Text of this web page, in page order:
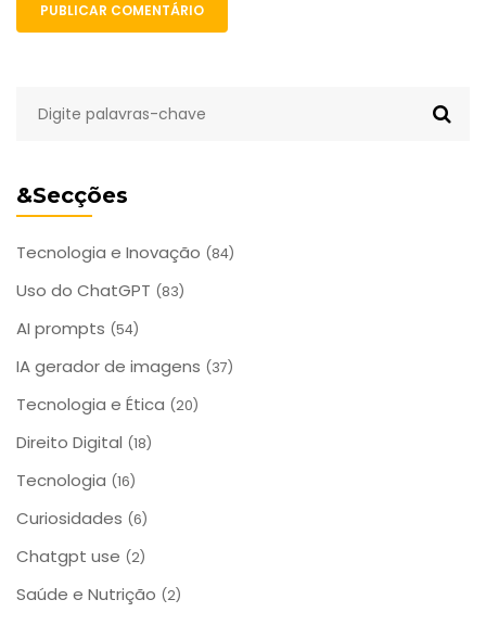
&Secções
Tecnologia e Inovação (84)
Uso do ChatGPT (83)
AI prompts (54)
IA gerador de imagens (37)
Tecnologia e Ética (20)
Direito Digital (18)
Tecnologia (16)
Curiosidades (6)
Chatgpt use (2)
Saúde e Nutrição (2)
PUBLICAR COMENTÁRIO